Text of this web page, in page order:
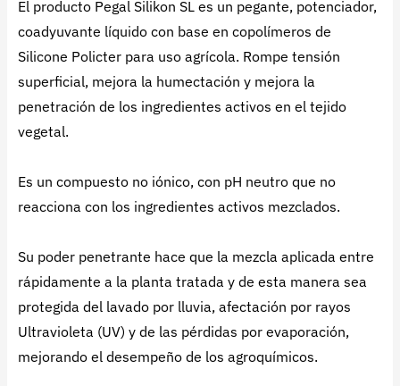
El producto Pegal Silikon SL es un pegante, potenciador,
coadyuvante líquido con base en copolímeros de
Silicone Policter para uso agrícola. Rompe tensión
superficial, mejora la humectación y mejora la
penetración de los ingredientes activos en el tejido
vegetal.
Es un compuesto no iónico, con pH neutro que no
reacciona con los ingredientes activos mezclados.
Su poder penetrante hace que la mezcla aplicada entre
rápidamente a la planta tratada y de esta manera sea
protegida del lavado por lluvia, afectación por rayos
Ultravioleta (UV) y de las pérdidas por evaporación,
mejorando el desempeño de los agroquímicos.